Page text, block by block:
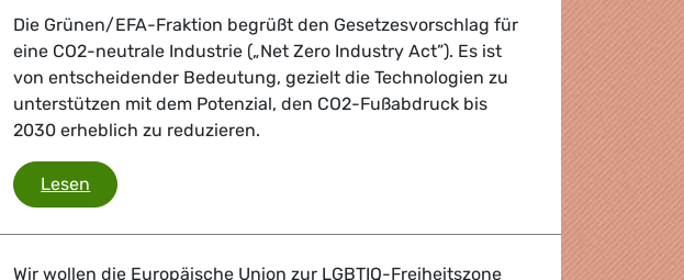
Die Grünen/EFA-Fraktion begrüßt den Gesetzesvorschlag für
eine CO2-neutrale Industrie („Net Zero Industry Act”). Es ist
von entscheidender Bedeutung, gezielt die Technologien zu
unterstützen mit dem Potenzial, den CO2-Fußabdruck bis
2030 erheblich zu reduzieren.
Lesen Grünen/EFA fordern Ausbau strategischer Schlüsselindustrien als
Wir wollen die Europäische Union zur LGBTIQ-Freiheitszone